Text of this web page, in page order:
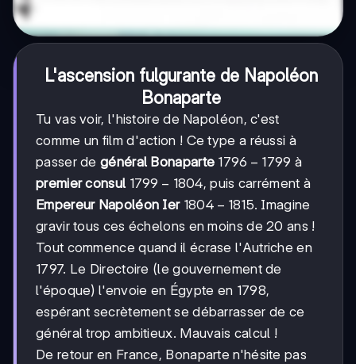
L'ascension fulgurante de Napoléon
Bonaparte
Tu vas voir, l'histoire de Napoléon, c'est
comme un film d'action ! Ce type a réussi à
passer degénéral Bonaparte 1796-
1799
1796 − 1799 à
premier consul 1799-
1804
1799 − 1804, puis carrément à
Empereur Napoléon Ier 1804-
1815
1804 − 1815. Imagine
gravir tous ces échelons en moins de 20 ans !
Tout commence quand il écrase l'Autriche en
1797. Le Directoire (le gouvernement de
l'époque) l'envoie en Égypte en 1798,
espérant secrètement se débarrasser de ce
général trop ambitieux. Mauvais calcul !
De retour en France, Bonaparte n'hésite pas